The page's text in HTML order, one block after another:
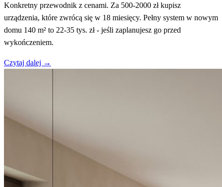
Konkretny przewodnik z cenami. Za 500-2000 zł kupisz
urządzenia, które zwrócą się w 18 miesięcy. Pełny system w nowym
domu 140 m² to 22-35 tys. zł - jeśli zaplanujesz go przed
wykończeniem.
Czytaj dalej →